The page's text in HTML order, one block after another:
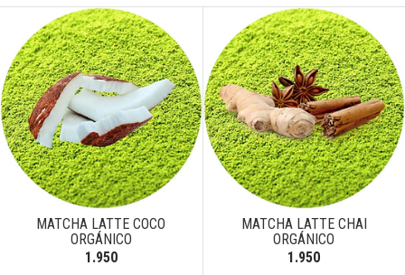
MATCHA LATTE COCO
ORGÁNICO
1.950
MATCHA LATTE CHAI
ORGÁNICO
1.950